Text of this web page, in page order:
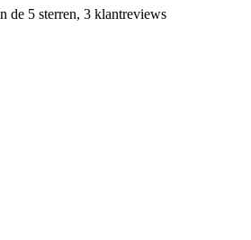
de 5 sterren, 3 klantreviews